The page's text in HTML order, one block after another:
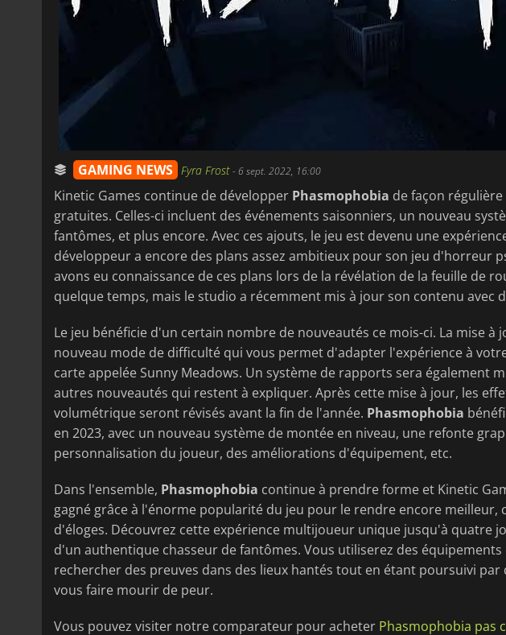
GAMING NEWS Fyra Frost-6 sept. 2022, 16:00
Kinetic Games continue de développer Phasmophobia de façon
gratuites. Celles-ci incluent des événements saisonniers, un nouveau
fantômes, et plus encore. Avec ces ajouts, le jeu est devenu une
développeur a encore des plans assez ambitieux pour son jeu d'horreur
avons eu connaissance de ces plans lors de la révélation de la feuille de
quelque temps, mais le studio a récemment mis à jour son contenu avec
Le jeu bénéficie d'un certain nombre de nouveautés ce mois-ci. La mise
nouveau mode de difficulté qui vous permet d'adapter l'expérience à
carte appelée Sunny Meadows. Un système de rapports sera également
autres nouveautés qui restent à expliquer. Après cette mise à jour, les
volumétrique seront révisés avant la fin de l'année. Phasmophobia
en 2023, avec un nouveau système de montée en niveau, une refonte
personnalisation du joueur, des améliorations d'équipement, etc.
Dans l'ensemble, Phasmophobia continue à prendre forme et Kinetic
gagné grâce à l'énorme popularité du jeu pour le rendre encore meilleur,
d'éloges. Découvrez cette expérience multijoueur unique jusqu'à quatre
d'un authentique chasseur de fantômes. Vous utiliserez des
rechercher des preuves dans des lieux hantés tout en étant poursuivi
vous faire mourir de peur.
Vous pouvez visiter notre comparateur pour acheter Phasmophobia pas